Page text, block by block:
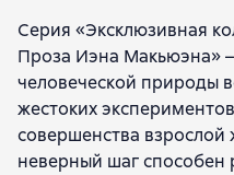
Серия «Эксклюзивная
Проза Иэна Макьюэна»
человеческой природы
жестоких
совершенства
неверный шаг способен